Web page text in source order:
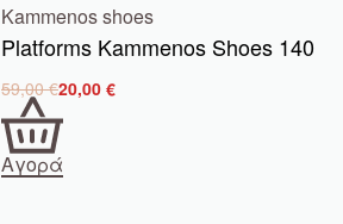
Kammenos shoes
Platforms Kammenos Shoes 140
59,00€20,00 €
Αγορά